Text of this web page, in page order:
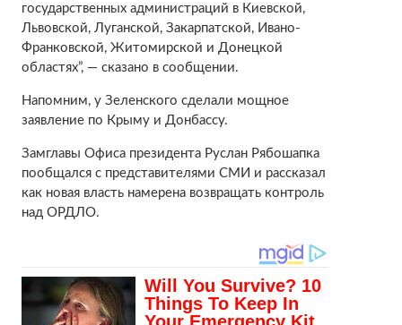
государственных администраций в Киевской,
Львовской, Луганской, Закарпатской, Ивано-
Франковской, Житомирской и Донецкой
областях”, — сказано в сообщении.
Напомним, у Зеленского сделали мощное
заявление по Крыму и Донбассу.
Замглавы Офиса президента Руслан Рябошапка
пообщался с представителями СМИ и рассказал
как новая власть намерена возвращать контроль
над ОРДЛО.